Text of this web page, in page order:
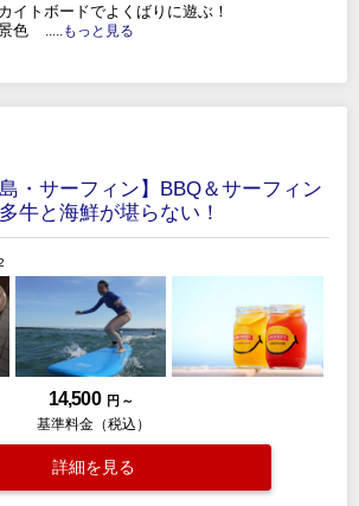
イトボードでよくばりに遊ぶ！
色
.....もっと見る
・サーフィン】BBQ＆サーフィン
牛と海鮮が堪らない！
14,500 円 ～
基準料金（税込）
詳細を見る